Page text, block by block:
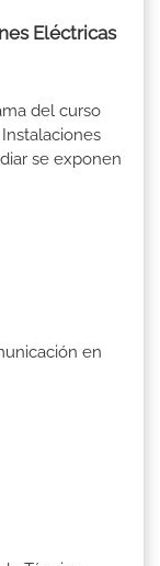
Eléctricas
del curso
se exponen
en